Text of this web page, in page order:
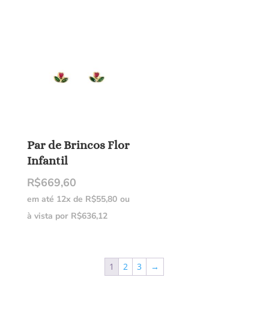
Par de Brincos Flor
Infantil
R$669,60
em até 12x de R$55,80 ou
à vista por R$636,12
1 2 3 →